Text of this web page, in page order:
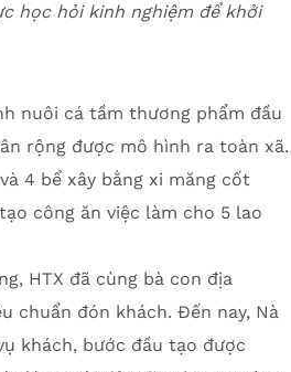
học hỏi kinh nghiệm để khởi
nuôi cá tầm thương phẩm đầu
rộng được mô hình ra toàn xã.
4 bể xây bằng xi măng cốt
công ăn việc làm cho 5 lao
HTX đã cùng bà con địa
chuẩn đón khách. Đến nay, Nà
khách, bước đầu tạo được